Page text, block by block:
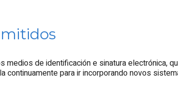
de identificación e sinatura electrónica,
continuamente para ir incorporando novos